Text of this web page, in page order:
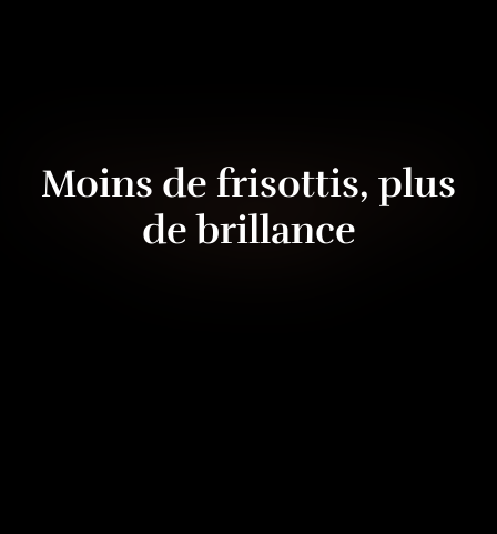
Moins de frisottis, plus
de brillance